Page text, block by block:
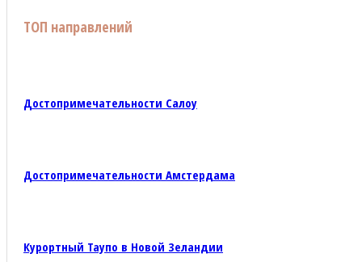
ТОП направлений
Достопримечательности Салоу
Достопримечательности Амстердама
Курортный Таупо в Новой Зеландии